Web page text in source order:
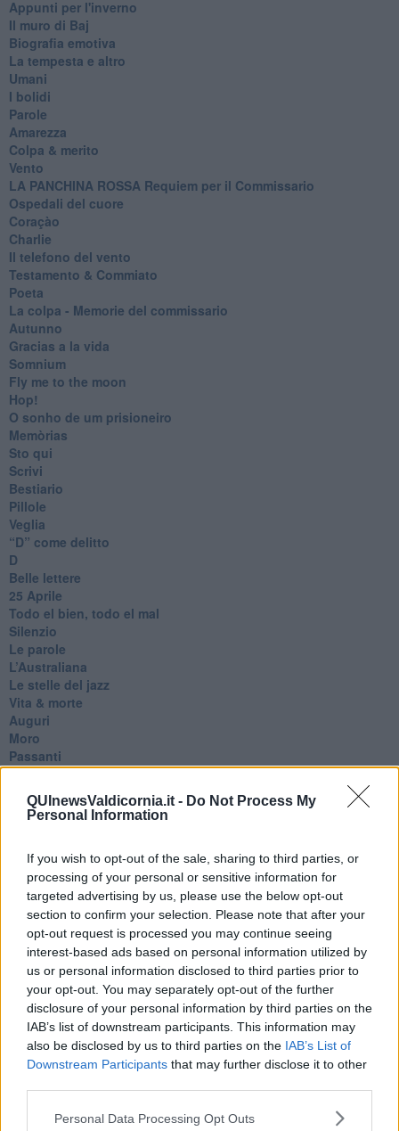
QUInewsValdicornia.it - Do Not Process My
Personal Information
If you wish to opt-out of the sale, sharing to third parties, or
processing of your personal or sensitive information for
targeted advertising by us, please use the below opt-out
section to confirm your selection. Please note that after your
opt-out request is processed you may continue seeing
interest-based ads based on personal information utilized by
us or personal information disclosed to third parties prior to
your opt-out. You may separately opt-out of the further
disclosure of your personal information by third parties on the
IAB’s list of downstream participants. This information may
also be disclosed by us to third parties on the IAB’s List of
Downstream Participants that may further disclose it to other
Personal Data Processing Opt Outs
Appunti per l'inverno
Il muro di Baj
Biografia emotiva
La tempesta e altro
Umani
I bolidi
Parole
Amarezza
Colpa & merito
Vento
​LA PANCHINA ROSSA Requiem per il Commissario
Ospedali del cuore
Coraçào
Charlie
Il telefono del vento
Testamento & Commiato
Poeta
​La colpa - Memorie del commissario
Autunno
Gracias a la vida
Somnium
Fly me to the moon
Hop!
O sonho de um prisioneiro
Memòrias
Sto qui
Scrivi
Bestiario
Pillole
Veglia
​“D” come delitto
D
Belle lettere
25 Aprile
Todo el bien, todo el mal
Silenzio
Le parole
​L’Australiana
Le stelle del jazz
Vita & morte
Auguri
Moro
Passanti
Continuando, la nonna e il carretto
Metaverso smart
Fiamme
Utopie
Estate
Il lago
Il diluvio
La classe
Pensieri incoerenti
Dal balcone
Insomnia
Il guardiano
Lo sgombero
Erodoto e Tucidide
Il padre della storia
L'evoluzione della specie
Il servizio